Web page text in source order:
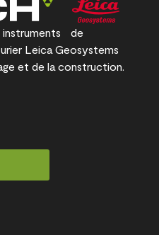
instruments de
Leica Geosystems
et de la construction.